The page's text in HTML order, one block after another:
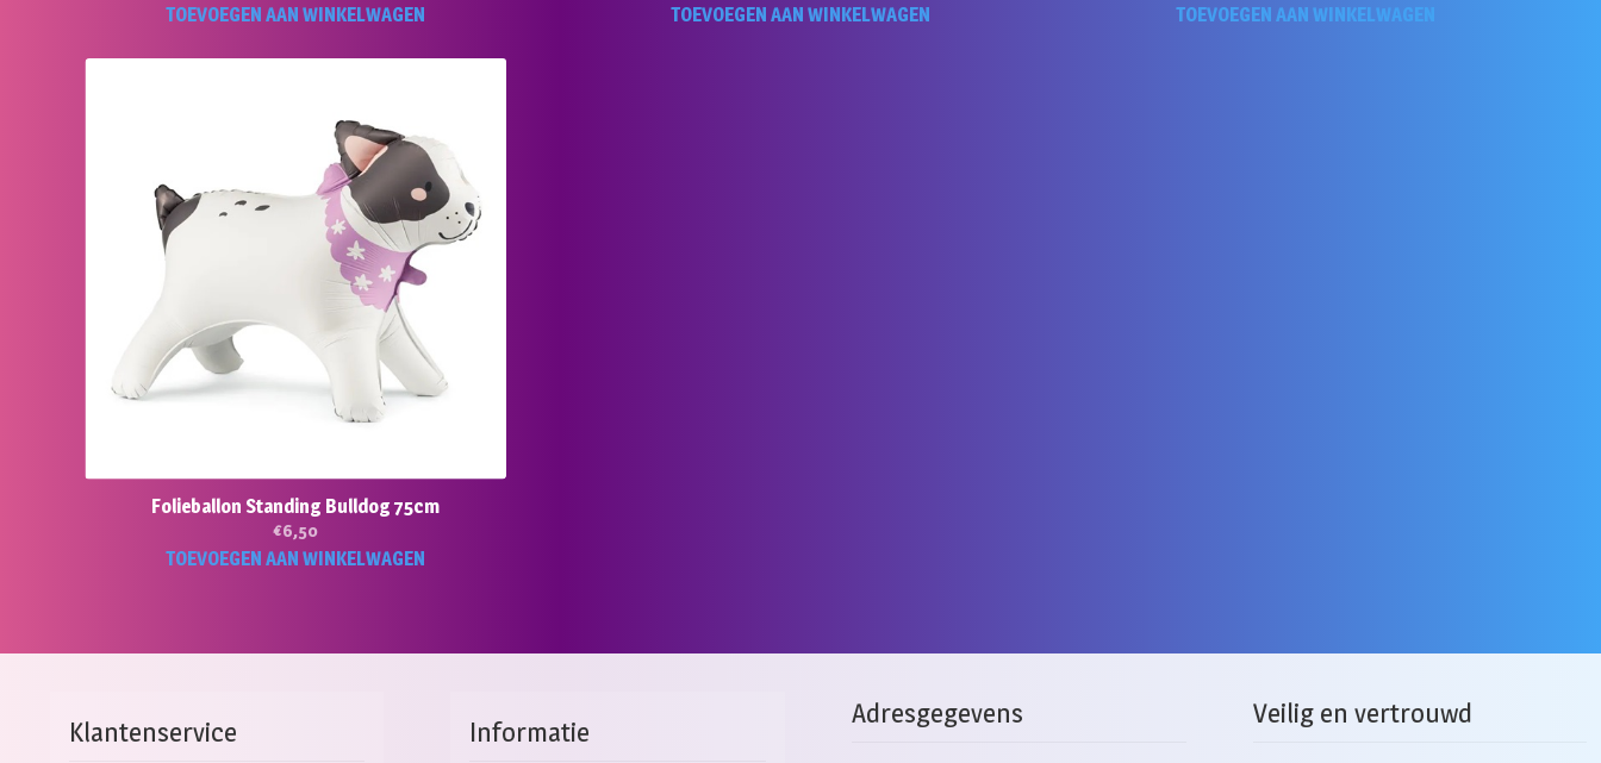
TOEVOEGEN AAN WINKELWAGEN TOEVOEGEN AAN WINKELWAGEN TOEVOEGEN AAN WINKELWAGEN
Folieballon Standing Bulldog 75cm
€6,50
TOEVOEGEN AAN WINKELWAGEN
Klantenservice Informatie
Adresgegevens Veilig en vertrouwd